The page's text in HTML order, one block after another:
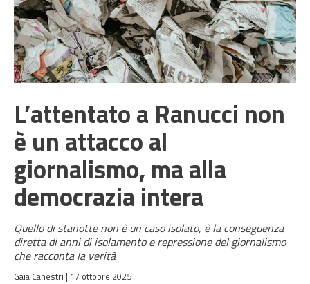
L’attentato a Ranucci non
è un attacco al
giornalismo, ma alla
democrazia intera
Quello di stanotte non è un caso isolato, è la conseguenza
diretta di anni di isolamento e repressione del giornalismo
che racconta la verità
Gaia Canestri | 17 ottobre 2025